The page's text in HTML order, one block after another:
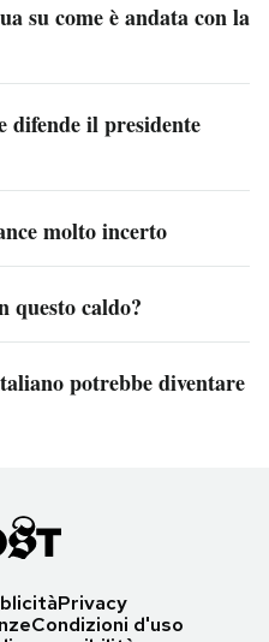
su come è andata con la
difende il presidente
molto incerto
questo caldo?
potrebbe diventare
Privacy
Condizioni d'uso